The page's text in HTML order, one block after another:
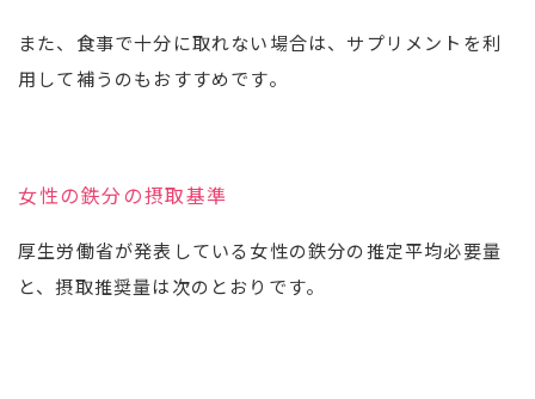
また、食事で十分に取れない場合は、サプリメントを利
用して補うのもおすすめです。
女性の鉄分の摂取基準
厚生労働省が発表している女性の鉄分の推定平均必要量
と、摂取推奨量は次のとおりです。